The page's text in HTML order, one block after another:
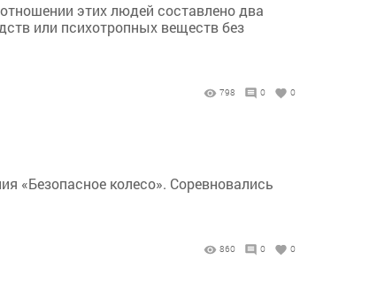
этих людей составлено два
или психотропных веществ без
798 0 0
«Безопасное колесо». Соревновались
860 0 0